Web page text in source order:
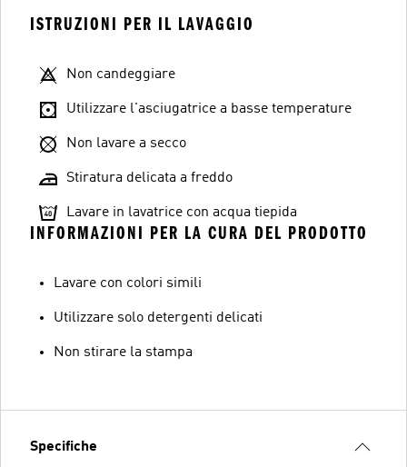
ISTRUZIONI PER IL LAVAGGIO
Non candeggiare
Utilizzare l'asciugatrice a basse temperature
Non lavare a secco
Stiratura delicata a freddo
Lavare in lavatrice con acqua tiepida
INFORMAZIONI PER LA CURA DEL PRODOTTO
Lavare con colori simili
Utilizzare solo detergenti delicati
Non stirare la stampa
Specifiche